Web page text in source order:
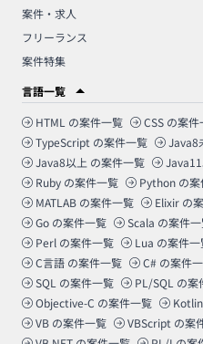
案件・求人
フリーランス
案件特集
言語一覧
HTML の案件一覧 CSS の案件
TypeScript の案件一覧 Java8
Java8以上 の案件一覧
Ruby の案件一覧 Python の
MATLAB の案件一覧 Elixir の
Go の案件一覧 Scala の案件
Perl の案件一覧 Lua の案件一
C言語 の案件一覧 C# の案件
SQL の案件一覧 PL/SQL の案
Objective-C の案件一覧 Kotlin
VB の案件一覧 VBScript の案